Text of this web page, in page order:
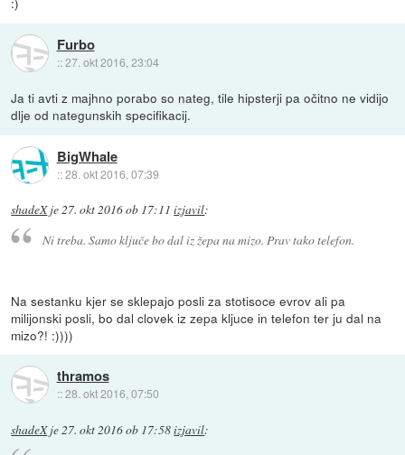
Furbo
::27. okt 2016, 23:04
Ja ti avti z majhno porabo so nateg, tile hipsterji pa očitno ne vidijo
dlje od nategunskih specifikacij.
BigWhale
::28. okt 2016, 07:39
shadeXje27. okt 2016 ob 17:11 izjavil:
Ni treba. Samo ključe bo dal iz žepa na mizo. Prav tako telefon.
Na sestanku kjer se sklepajo posli za stotisoce evrov ali pa
milijonski posli, bo dal clovek iz zepa kljuce in telefon ter ju dal na
mizo?! :))))
thramos
::28. okt 2016, 07:50
shadeXje27. okt 2016 ob 17:58izjavil: